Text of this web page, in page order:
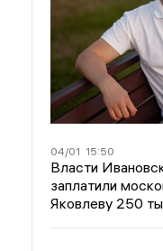
04/01 15:50
Власти
заплатили
Яковлеву 250